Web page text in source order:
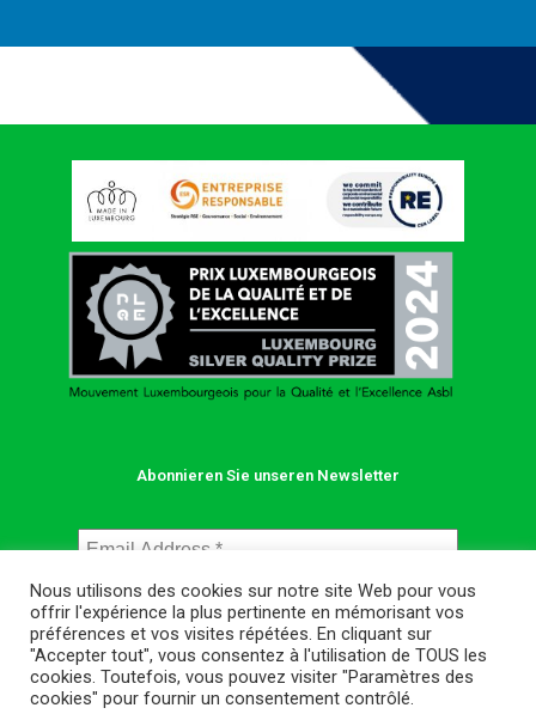
Abonnieren Sie unseren Newsletter
Nous utilisons des cookies sur notre site Web pour vous
offrir l'expérience la plus pertinente en mémorisant vos
préférences et vos visites répétées. En cliquant sur
"Accepter tout", vous consentez à l'utilisation de TOUS les
cookies. Toutefois, vous pouvez visiter "Paramètres des
cookies" pour fournir un consentement contrôlé.